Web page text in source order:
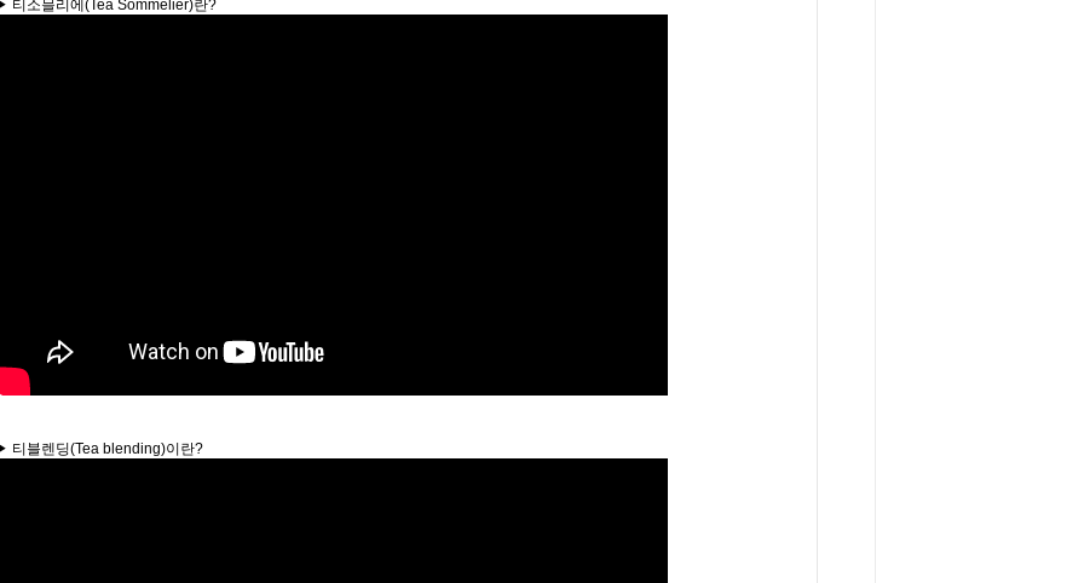
티소믈리에(Tea Sommelier)란?
티블렌딩(Tea blending)이란?